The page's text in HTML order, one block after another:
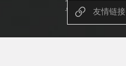
友情链接